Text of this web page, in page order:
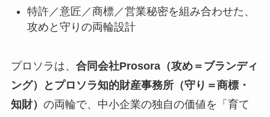
特許／意匠／商標／営業秘密を組み合わせた、
攻めと守りの両輪設計
プロソラは、 合同会社Prosora（攻め＝ブランディ
ング）とプロソラ知的財産事務所（守り＝商標・
知財） の両輪で、中小企業の独自の価値を「育て